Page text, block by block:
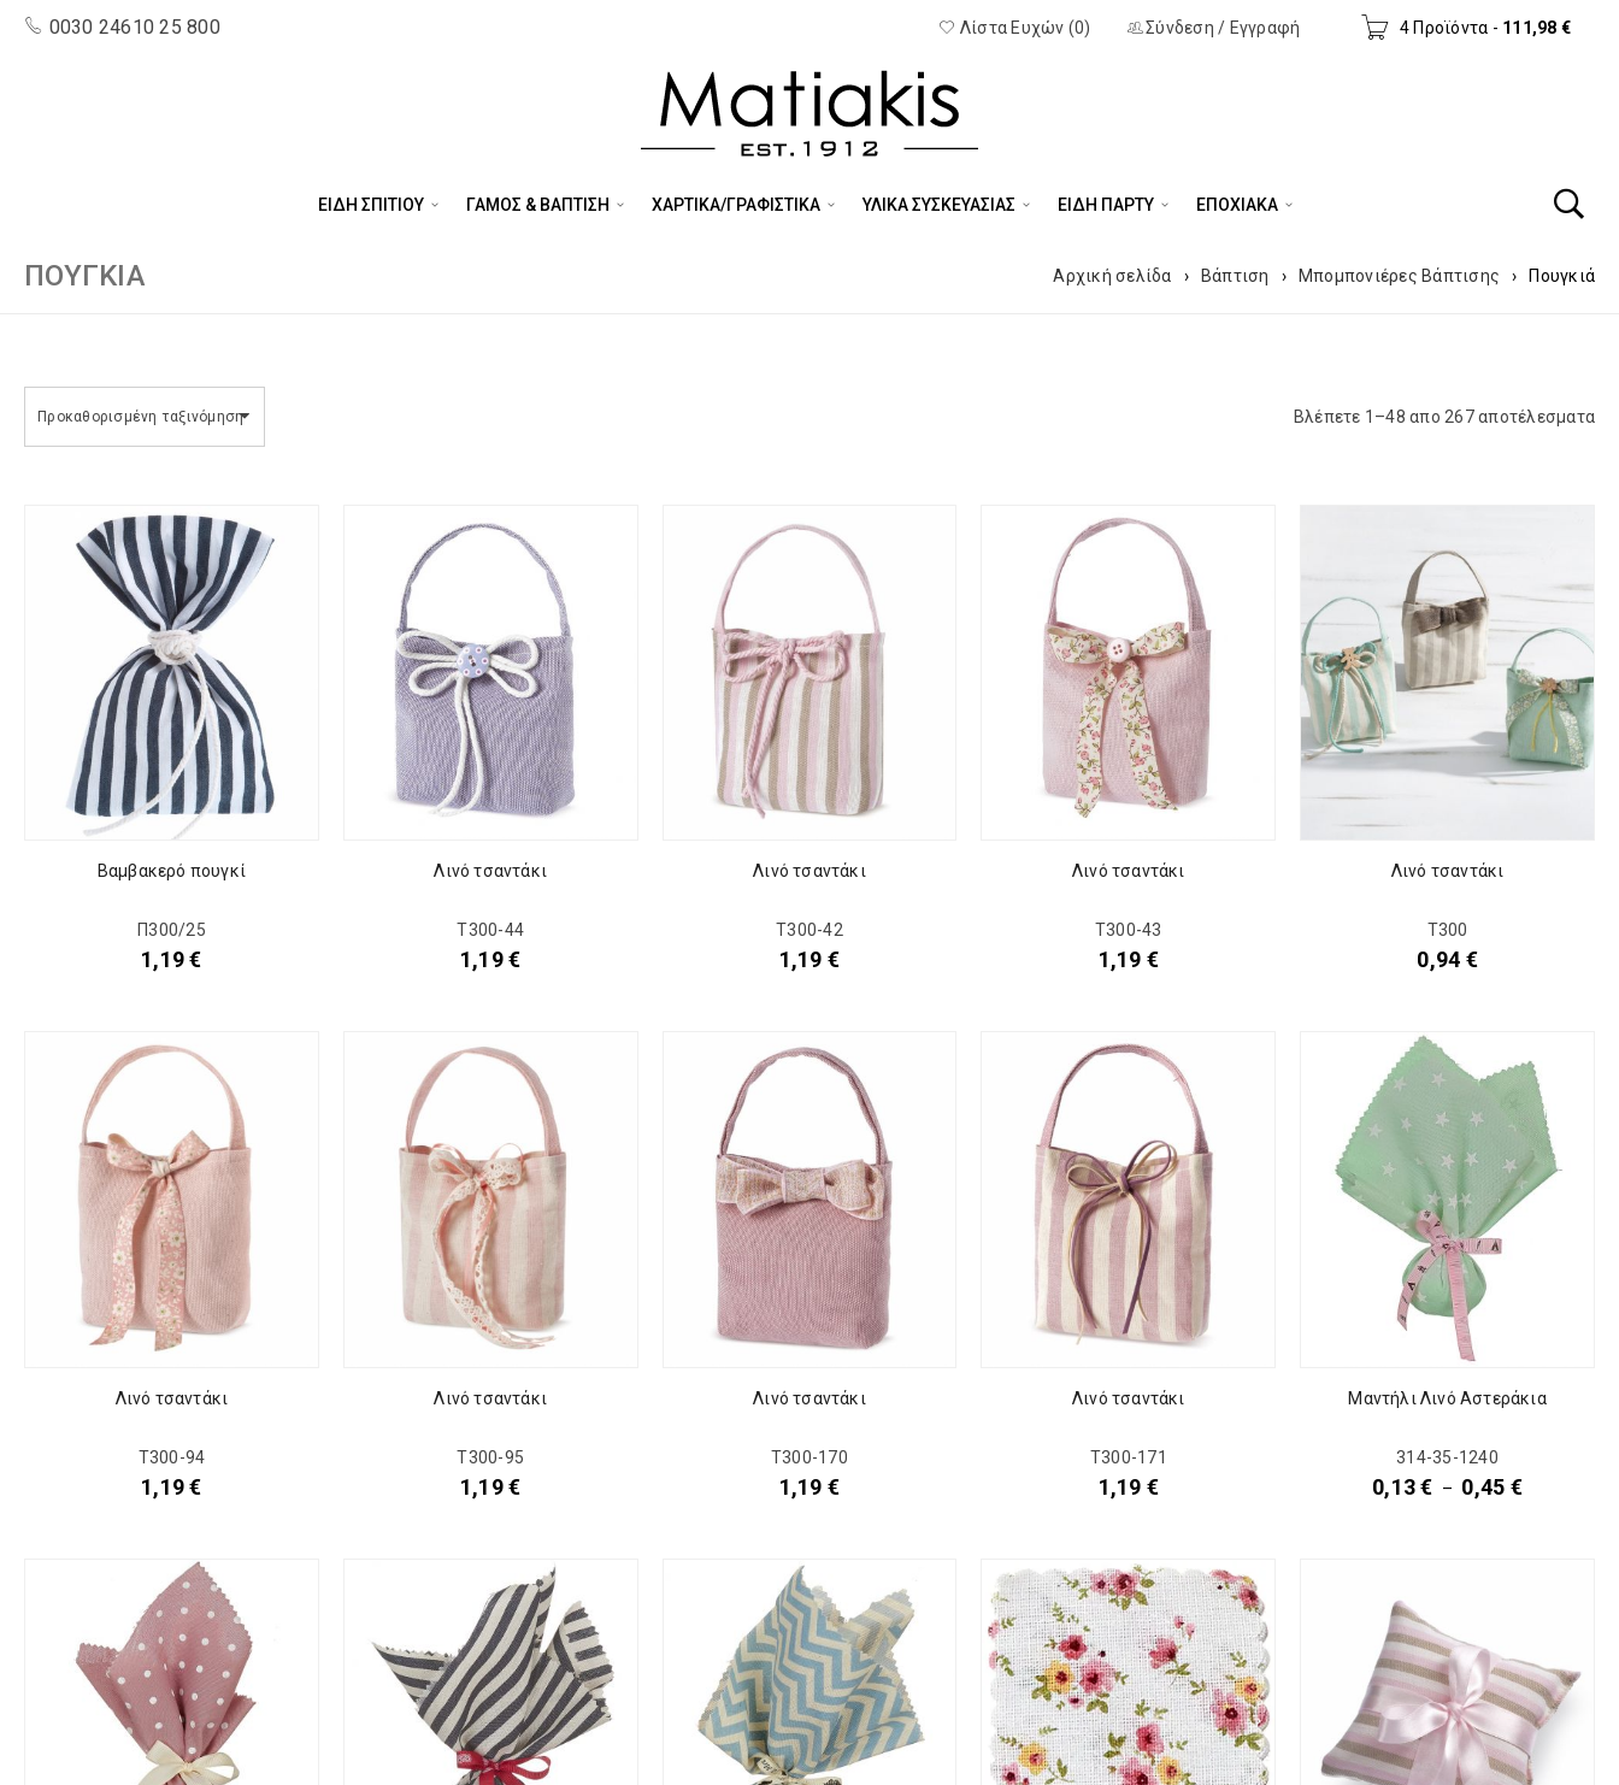
0030 24610 25 800 4 Προϊόντα - 111,98 €
Σύνδεση / Εγγραφή
Λίστα Ευχών (0)
ΕΙΔΗ ΣΠΙΤΙΟΥ ΓΑΜΟΣ & ΒΑΠΤΙΣΗ ΧΑΡΤΙΚΑ/ΓΡΑΦΙΣΤΙΚΑ ΥΛΙΚΑ ΣΥΣΚΕΥΑΣΙΑΣ ΕΊΔΗ ΠΆΡΤΥ ΕΠΟΧΙΑΚΑ
ΠΟΥΓΚΙΆ Αρχική σελίδα › Βάπτιση › Μπομπονιέρες Βάπτισης › Πουγκιά
Βλέπετε 1–48 απο 267 αποτέλεσματα
Προκαθορισμένη ταξινόμηση
Βαμβακερό πουγκί
Π300/25
1,19€
Λινό τσαντάκι
Τ300-44
1,19€
Λινό τσαντάκι
Τ300-42
1,19 €
Λινό τσαντάκι
Τ300-43
1,19 €
Λινό τσαντάκι
Τ300
0,94 €
Λινό τσαντάκι
Τ300-94
1,19€
Λινό τσαντάκι
Τ300-95
1,19€
Λινό τσαντάκι
Τ300-170
1,19 €
Λινό τσαντάκι
Τ300-171
1,19 €
Μαντήλι Λινό Αστεράκια
314-35-1240
0,13€ – 0,45 €